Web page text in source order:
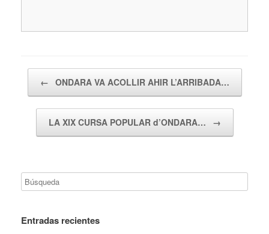
← ONDARA VA ACOLLIR AHIR L’ARRIBADA…
LA XIX CURSA POPULAR d’ONDARA… →
Entradas recientes